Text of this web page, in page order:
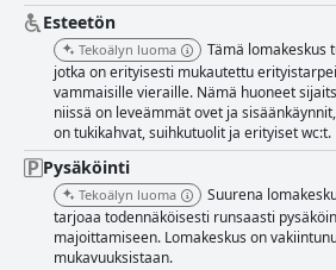
Esteetön
Tekoälyn luoma
Tämä lomakeskus
jotka on erityisesti mukautettu
vammaisille vieraille. Nämä huoneet
niissä on leveämmät ovet ja
on tukikahvat, suihkutuolit ja erityiset wc:t.
Pysäköinti
Tekoälyn luoma
Suurena
tarjoaa todennäköisesti runsaasti
majoittamiseen. Lomakeskus on
mukavuuksistaan.